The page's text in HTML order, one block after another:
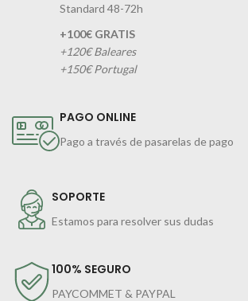
Standard 48-72h
+100€ GRATIS
+120€ Baleares
+150€ Portugal
PAGO ONLINE
Pago a través de pasarelas de pago
SOPORTE
Estamos para resolver sus dudas
100% SEGURO
PAYCOMMET & PAYPAL